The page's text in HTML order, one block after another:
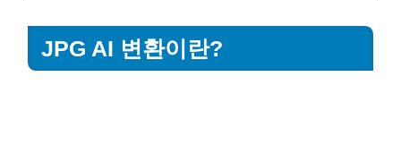
JPG AI 변환이란?